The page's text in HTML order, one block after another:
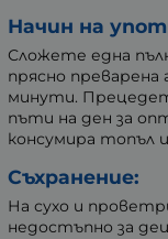
Начин на
Сложете една
прясно
минути.
пъти на ден за
консумира топъл
Съхранение:
На сухо и
недостъпно за